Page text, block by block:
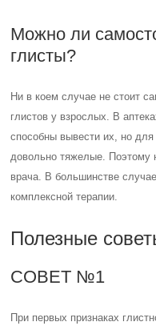
Можно ли
глисты?
Ни в коем случае не стоит
глистов у взрослых. В
способны вывести их, но для
довольно тяжелые. Поэтому
врача. В большинстве
комплексной терапии.
Полезные
СОВЕТ №1
При первых признаках